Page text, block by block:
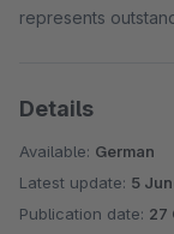
Zubehör-Tab
represents
Details
Available: German
Latest update: 5
Publication date: 27